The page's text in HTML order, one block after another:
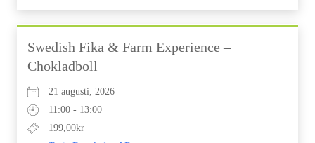
Swedish Fika & Farm Experience –
Chokladboll
21 augusti, 2026
11:00 - 13:00
199,00kr